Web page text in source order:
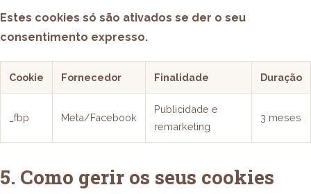
Estes cookies só são ativados se der o seu
consentimento expresso.
Cookie Fornecedor Finalidade Duração
_fbp Meta/Facebook
Publicidade e
remarketing
3 meses
5. Como gerir os seus cookies